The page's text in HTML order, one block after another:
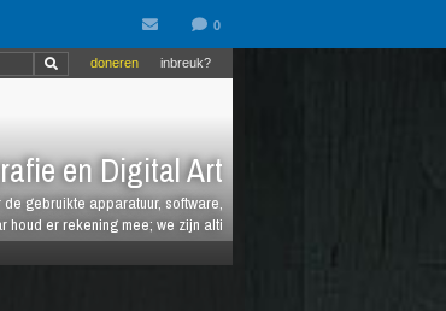
en Digital Art
gebruikte apparatuur, software,
houd er rekening mee; we zijn alti
inbreuk?
doneren